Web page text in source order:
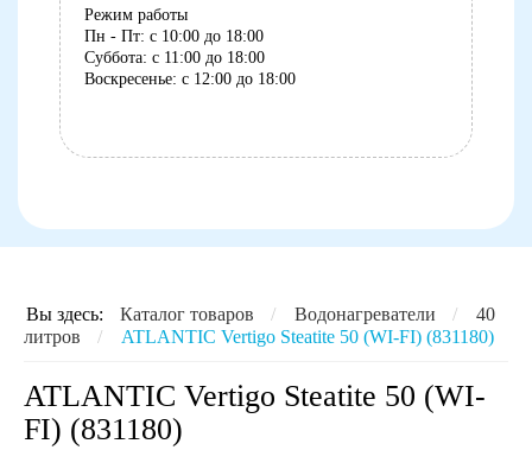
Режим работы
Пн - Пт: с 10:00 до 18:00
Суббота: с 11:00 до 18:00
Воскресенье: с 12:00 до 18:00
Вы здесь: Каталог товаров / Водонагреватели /
40
литров
/ ATLANTIC Vertigo Steatite 50 (WI-FI) (831180)
ATLANTIC Vertigo Steatite 50 (WI-
FI) (831180)